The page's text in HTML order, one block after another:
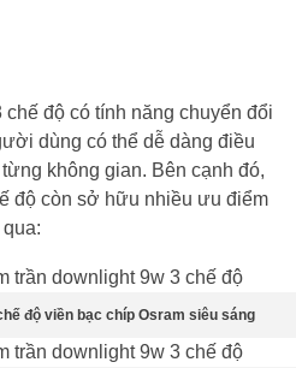
độ có tính năng chuyển đổi
dùng có thể dễ dàng điều
không gian. Bên cạnh đó,
độ còn sở hữu nhiều ưu điểm
độ viền bạc chíp Osram siêu sáng